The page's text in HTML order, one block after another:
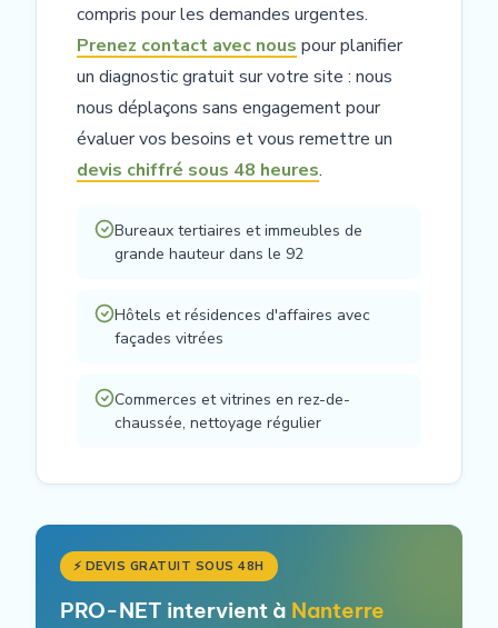
compris pour les demandes urgentes.
Prenez contact avec nous pour planifier
un diagnostic gratuit sur votre site : nous
nous déplaçons sans engagement pour
évaluer vos besoins et vous remettre un
devis chiffré sous 48 heures.
Bureaux tertiaires et immeubles de
grande hauteur dans le 92
Hôtels et résidences d'affaires avec
façades vitrées
Commerces et vitrines en rez-de-
chaussée, nettoyage régulier
⚡ DEVIS GRATUIT SOUS 48H
PRO-NET intervient à Nanterre